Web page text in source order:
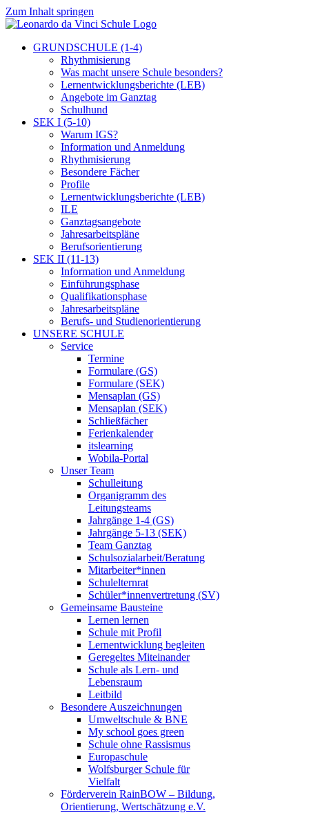
Zum Inhalt springen
GRUNDSCHULE (1-4)
Rhythmisierung
Was macht unsere Schule besonders?
Lernentwicklungsberichte (LEB)
Angebote im Ganztag
Schulhund
SEK I (5-10)
Warum IGS?
Information und Anmeldung
Rhythmisierung
Besondere Fächer
Profile
Lernentwicklungsberichte (LEB)
ILE
Ganztagsangebote
Jahresarbeitspläne
Berufsorientierung
SEK II (11-13)
Information und Anmeldung
Einführungsphase
Qualifikationsphase
Jahresarbeitspläne
Berufs- und Studienorientierung
UNSERE SCHULE
Service
Termine
Formulare (GS)
Formulare (SEK)
Mensaplan (GS)
Mensaplan (SEK)
Schließfächer
Ferienkalender
itslearning
Wobila-Portal
Unser Team
Schulleitung
Organigramm des
Leitungsteams
Jahrgänge 1-4 (GS)
Jahrgänge 5-13 (SEK)
Team Ganztag
Schulsozialarbeit/Beratung
Mitarbeiter*innen
Schulelternrat
Schüler*innenvertretung (SV)
Gemeinsame Bausteine
Lernen lernen
Schule mit Profil
Lernentwicklung begleiten
Geregeltes Miteinander
Schule als Lern- und
Lebensraum
Leitbild
Besondere Auszeichnungen
Umweltschule & BNE
My school goes green
Schule ohne Rassismus
Europaschule
Wolfsburger Schule für
Vielfalt
Förderverein RainBOW – Bildung,
Orientierung, Wertschätzung e.V.